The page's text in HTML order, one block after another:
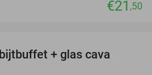
€21 ,50
+ glas cava